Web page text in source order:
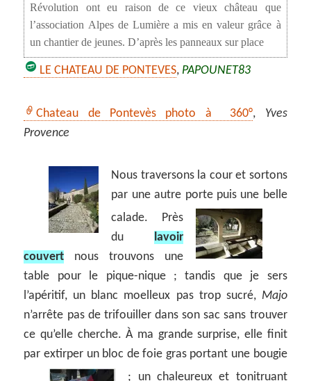
Révolution ont eu raison de ce vieux château que
l’association Alpes de Lumière a mis en valeur grâce à
un chantier de jeunes. D’après les panneaux sur place
LE CHATEAU DE PONTEVES, PAPOUNET83
Chateau de Pontevès photo à 360°, Yves
Provence
Nous traversons la cour et sortons
par une autre porte puis une belle
calade. Près
du lavoir
couvert nous trouvons une
table pour le pique-nique ; tandis que je sers
l’apéritif, un blanc moelleux pas trop sucré, Majo
n’arrête pas de trifouiller dans son sac sans trouver
ce qu’elle cherche. À ma grande surprise, elle finit
par extirper un bloc de foie gras portant une bougie
; un chaleureux et tonitruant